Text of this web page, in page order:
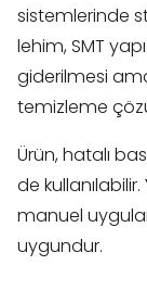
sistemlerinde
lehim, SMT
giderilmesi
temizleme
Ürün, hatalı
de kullanılabilir.
manuel
uygundur.